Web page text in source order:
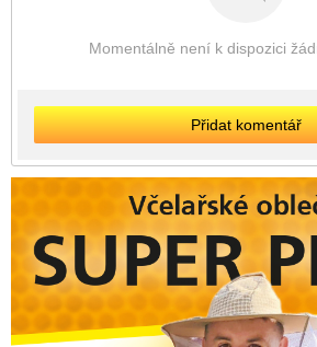
Momentálně není k dispozici
Přidat komentář